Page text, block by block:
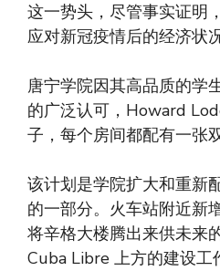
这一势头，尽管事实证明
应对新冠疫情后的经济状况
唐宁学院因其高品质的学
的广泛认可，Howard
子，每个房间都配有一张
该计划是学院扩大和重新
的一部分。火车站附近新
将辛格大楼腾出来供未来
Cuba Libre 上方的建设工